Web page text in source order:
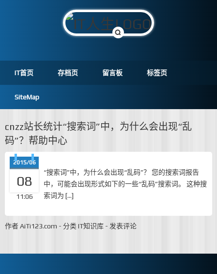
IT首页 存档页 留言板 标签页
SiteMap
cnzz站长统计“搜索词”中，为什么会出现“乱
码”？帮助中心
2015/06
08
11:06
“搜索词”中，为什么会出现“乱码”？ 您的搜索词报告
中，可能会出现形式如下的一些“乱码”搜索词。 这种搜
索词为 […]
作者AiTi123.com - 分类 IT知识库 - 发表评论